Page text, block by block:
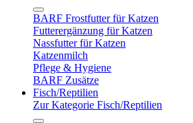
BARF Frostfutter für Katzen
Futterergänzung für Katzen
Nassfutter für Katzen
Katzenmilch
Pflege & Hygiene
BARF Zusätze
Fisch/Reptilien
Zur Kategorie Fisch/Reptilien